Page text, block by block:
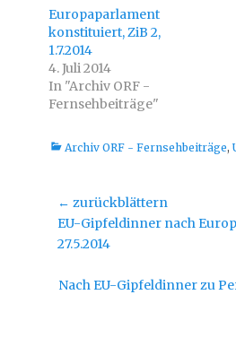
t
e
i
l
e
n
(
W
i
r
n
F
n
t
g
e
t
e
l
W
i
r
n
F
n
g
e
Europaparlament
konstituiert, ZiB 2,
1.7.2014
4. Juli 2014
In "Archiv ORF -
Fernsehbeiträge"
Kategorien
Archiv ORF - Fernsehbeiträge,
Beitragsnavigation
← zurückblättern
Vorheriger
Beitrag:
EU-Gipfeldinner nach
27.5.2014
Nächster
Nach EU-Gipfeldinner zu